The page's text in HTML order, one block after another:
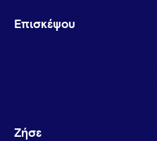
Επισκέψου
Ζήσε